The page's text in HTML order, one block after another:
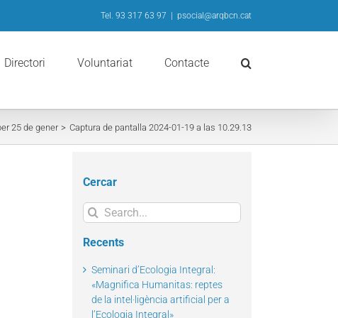
Tel. 93 317 63 97 psocial@arqbcn.cat
Directori Voluntariat Contacte
25 de gener Captura de pantalla 2024-01-19 a las 10.29.13
Cercar
Search
for:
Recents
Seminari d’Ecologia Integral:
«Magnifica Humanitas: reptes
de la intel·ligència artificial per a
l’Ecologia Integral»